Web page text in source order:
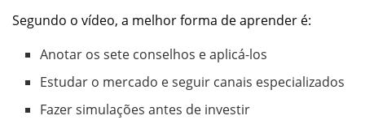
Segundo o vídeo, a melhor forma de aprender é:
Anotar os sete conselhos e aplicá-los
Estudar o mercado e seguir canais especializados
Fazer simulações antes de investir